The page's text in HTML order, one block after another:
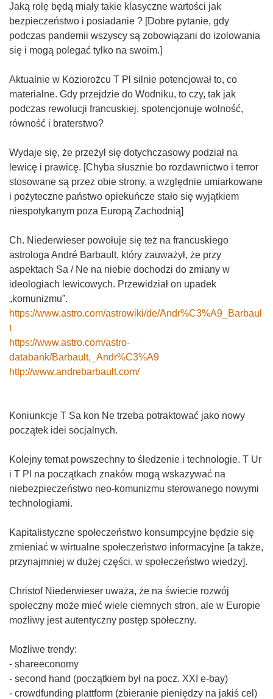
Jaką rolę będą miały takie klasyczne wartości jak
bezpieczeństwo i posiadanie ? [Dobre pytanie, gdy
podczas pandemii wszyscy są zobowiązani do izolowania
się i mogą polegać tylko na swoim.]
Aktualnie w Koziorożcu T Pl silnie potencjował to, co
materialne. Gdy przejdzie do Wodniku, to czy, tak jak
podczas rewolucji francuskiej, spotencjonuje wolność,
równość i braterstwo?
Wydaje się, że przeżył się dotychczasowy podział na
lewicę i prawicę. [Chyba słusznie bo rozdawnictwo i terror
stosowane są przez obie strony, a względnie umiarkowane
i pożyteczne państwo opiekuńcze stało się wyjątkiem
niespotykanym poza Europą Zachodnią]
Ch. Niederwieser powołuje się też na francuskiego
astrologa André Barbault, który zauważył, że przy
aspektach Sa / Ne na niebie dochodzi do zmiany w
ideologiach lewicowych. Przewidział on upadek
„komunizmu”.
https://www.astro.com/astrowiki/de/Andr%C3%A9_Barbaul
t
https://www.astro.com/astro-
databank/Barbault,_Andr%C3%A9
http://www.andrebarbault.com/
Koniunkcje T Sa kon Ne trzeba potraktować jako nowy
początek idei socjalnych.
Kolejny temat powszechny to śledzenie i technologie. T Ur
i T Pl na początkach znaków mogą wskazywać na
niebezpieczeństwo neo-komunizmu sterowanego nowymi
technologiami.
Kapitalistyczne społeczeństwo konsumpcyjne będzie się
zmieniać w wirtualne społeczeństwo informacyjne [a także,
przynajmniej w dużej części, w społeczeństwo wiedzy].
Christof Niederwieser uważa, że na świecie rozwój
społeczny może mieć wiele ciemnych stron, ale w Europie
możliwy jest autentyczny postęp społeczny.
Możliwe trendy:
- shareeconomy
- second hand (początkiem był na pocz. XXI e-bay)
- crowdfunding plattform (zbieranie pieniędzy na jakiś cel)